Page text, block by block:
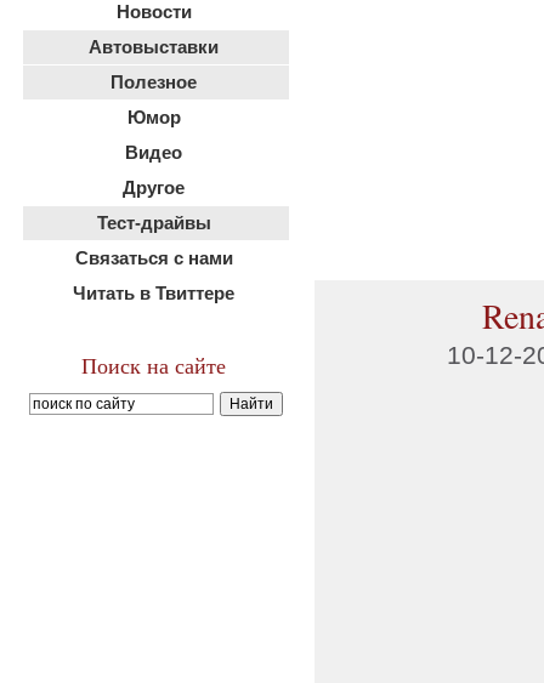
Новости
Автовыставки
Полезное
Юмор
Видео
Другое
Тест-драйвы
Связаться с нами
Читать в Твиттере
Поиск на сайте 10-12-